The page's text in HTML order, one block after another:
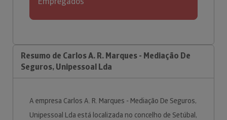
Resumo de Carlos A. R. Marques - Mediação De
Seguros, Unipessoal Lda
A empresa Carlos A. R. Marques - Mediação De Seguros,
Unipessoal Lda está localizada no concelho de Setúbal,